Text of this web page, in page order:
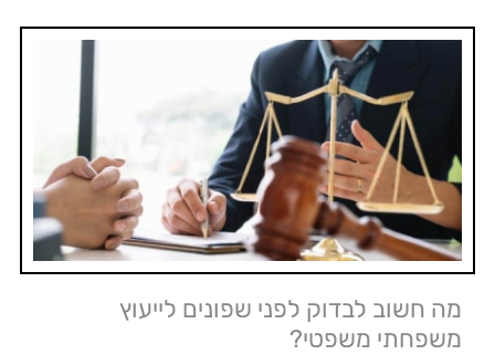
מה חשוב לבדוק לפני שפונים לייעוץ
משפחתי משפטי?